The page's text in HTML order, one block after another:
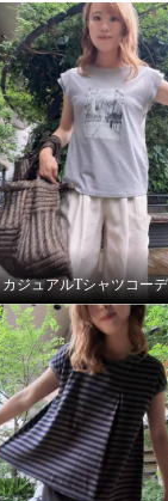
カジュアルTシャツコーデ